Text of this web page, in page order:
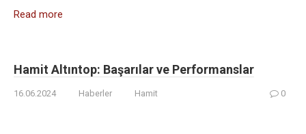
Read more
Hamit Altıntop: Başarılar ve Performanslar
16.06.2024 Haberler Hamit 0